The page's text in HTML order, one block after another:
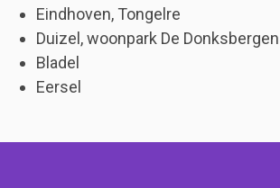
Eindhoven, Tongelre
Duizel, woonpark De Donksbergen
Bladel
Eersel